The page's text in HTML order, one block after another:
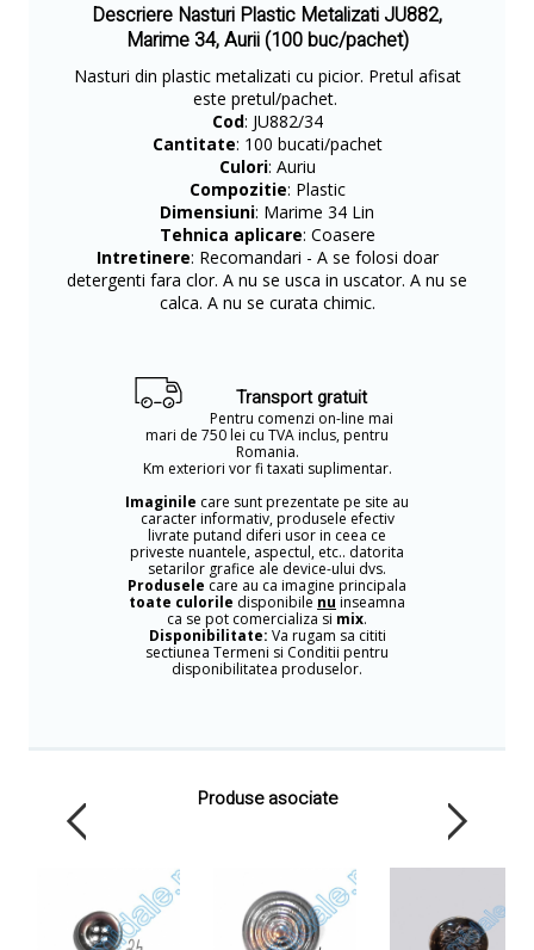
Descriere Nasturi Plastic Metalizati JU882,
Marime 34, Aurii (100 buc/pachet)
Nasturi din plastic metalizati cu picior. Pretul afisat
este pretul/pachet.
Cod: JU882/34
Cantitate: 100 bucati/pachet
Culori: Auriu
Compozitie: Plastic
Dimensiuni: Marime 34 Lin
Tehnica aplicare: Coasere
Intretinere: Recomandari - A se folosi doar
detergenti fara clor. A nu se usca in uscator. A nu se
calca. A nu se curata chimic.
Transport gratuit
Pentru comenzi on-line mai
mari de 750 lei cu TVA inclus, pentru
Romania.
Km exteriori vor fi taxati suplimentar.
Imaginile care sunt prezentate pe site au
caracter informativ, produsele efectiv
livrate putand diferi usor in ceea ce
priveste nuantele, aspectul, etc.. datorita
setarilor grafice ale device-ului dvs.
Produsele care au ca imagine principala
toate culorile disponibile nu inseamna
ca se pot comercializa si mix.
Disponibilitate: Va rugam sa cititi
sectiunea Termeni si Conditii pentru
disponibilitatea produselor.
Produse asociate